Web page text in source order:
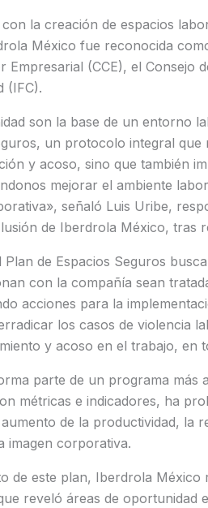
la creación de espacios
México fue reconocida
Empresarial (CCE), el Consejo
(IFC).
son la base de un entorno
un protocolo integral
y acoso, sino que también
mejorar el ambiente
señaló Luis Uribe,
de Iberdrola México, tras
Plan de Espacios Seguros
con la compañía sean
acciones para la
los casos de violencia
y acoso en el trabajo, en
parte de un programa más
métricas e indicadores, ha
de la productividad, la
imagen corporativa.
de este plan, Iberdrola México
reveló áreas de